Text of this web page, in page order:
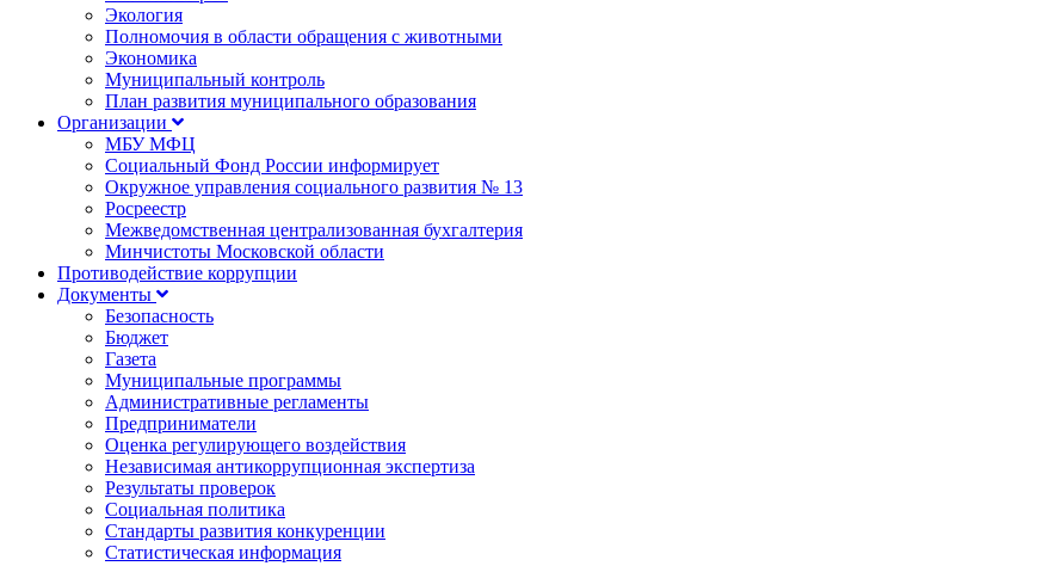
Экология
Полномочия в области обращения с животными
Экономика
Муниципальный контроль
План развития муниципального образования
Организации
МБУ МФЦ
Социальный Фонд России информирует
Окружное управления социального развития № 13
Росреестр
Межведомственная централизованная бухгалтерия
Минчистоты Московской области
Противодействие коррупции
Документы
Безопасность
Бюджет
Газета
Муниципальные программы
Административные регламенты
Предприниматели
Оценка регулирующего воздействия
Независимая антикоррупционная экспертиза
Результаты проверок
Социальная политика
Стандарты развития конкуренции
Статистическая информация